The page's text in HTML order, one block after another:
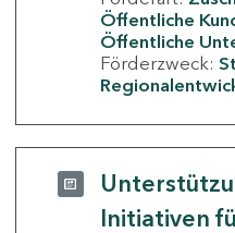
Öffentliche
Öffentliche
Förderzweck:
Initiativen